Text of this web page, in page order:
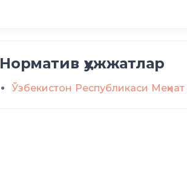
Норматив ҳужжатлар
Ўзбекистон Республикаси